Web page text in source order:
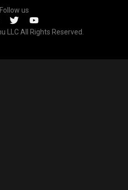
Follow us
LLC All Rights Reserved.